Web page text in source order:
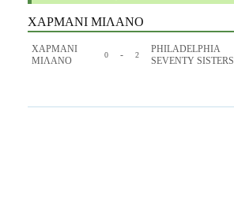
ΧΑΡΜΑΝΙ ΜΙΛΑΝΟ
ΧΑΡΜΑΝΙ
ΜΙΛΑΝΟ
0 - 2
PHILADELPHIA
SEVENTY SISTERS